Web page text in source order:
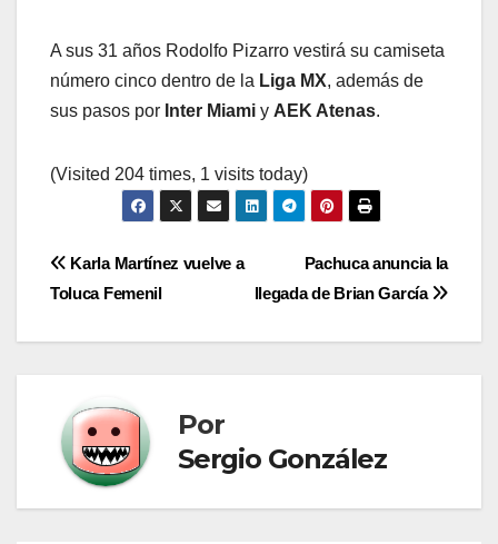
A sus 31 años Rodolfo Pizarro vestirá su camiseta
número cinco dentro de la Liga MX, además de
sus pasos por Inter Miami y AEK Atenas.
(Visited 204 times, 1 visits today)
Navegación
Pachuca anuncia la
llegada de Brian García
Karla Martínez vuelve a
Toluca Femenil
Por
Sergio González